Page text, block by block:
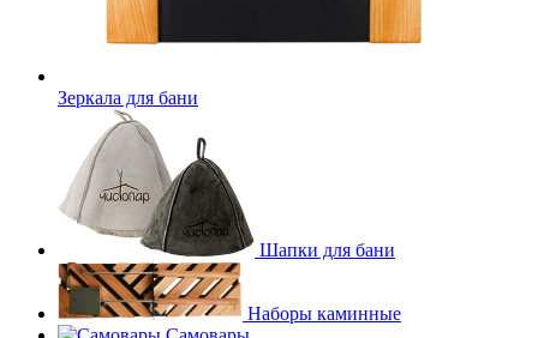
Зеркала для бани
Шапки для бани
Наборы каминные